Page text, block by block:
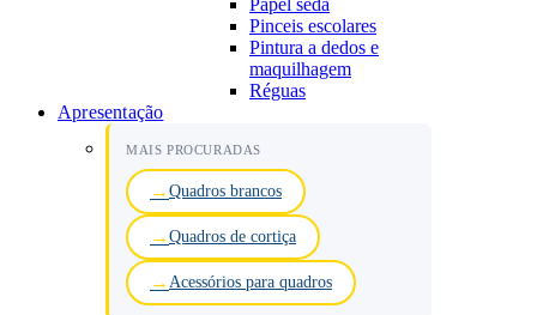
Papel seda
Pinceis escolares
Pintura a dedos e
maquilhagem
Réguas
Apresentação
MAIS PROCURADAS
Quadros brancos
Quadros de cortiça
Acessórios para quadros